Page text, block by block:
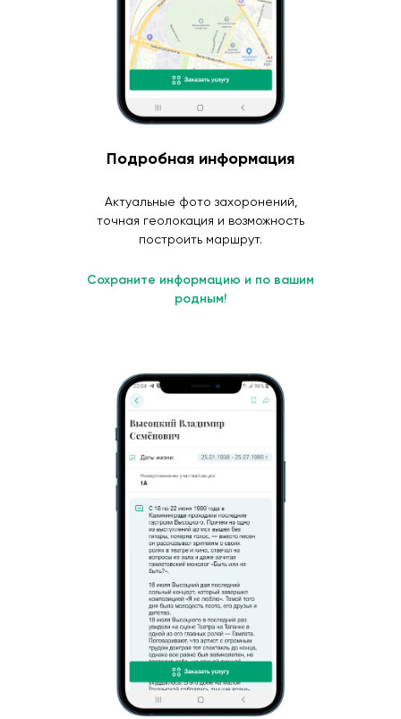
Подробная информация
Актуальные фото захоронений,
точная геолокация и возможность
построить маршрут.
Сохраните информацию и по вашим
родным!